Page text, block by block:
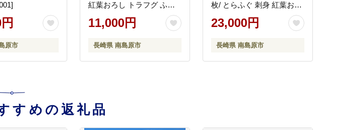
原市
紅葉おろし トラフグ ふぐ
フグ 河豚 刺し身 ふぐ刺し /
南島原市 / 株式会社
11,000円
長崎県 南島原市
枚/ とらふぐ 刺身 紅葉おろ
し トラフグ ふぐ フグ 河豚
刺し身 ふぐ刺し / 南島原市
[SFJ035]
23,000円
長崎県 南島原市
すめの返礼品